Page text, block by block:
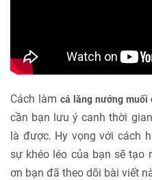
Cách làm cá lăng nướng muối
cần bạn lưu ý canh thời
là được. Hy vọng với cách
sự khéo léo của bạn sẽ tạo
ơn bạn đã theo dõi bài viết